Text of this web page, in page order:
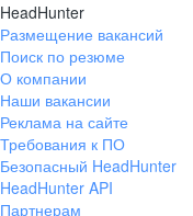
HeadHunter
Размещение вакансий
Поиск по резюме
О компании
Наши вакансии
Реклама на сайте
Требования к ПО
Безопасный HeadHunter
HeadHunter API
Партнерам